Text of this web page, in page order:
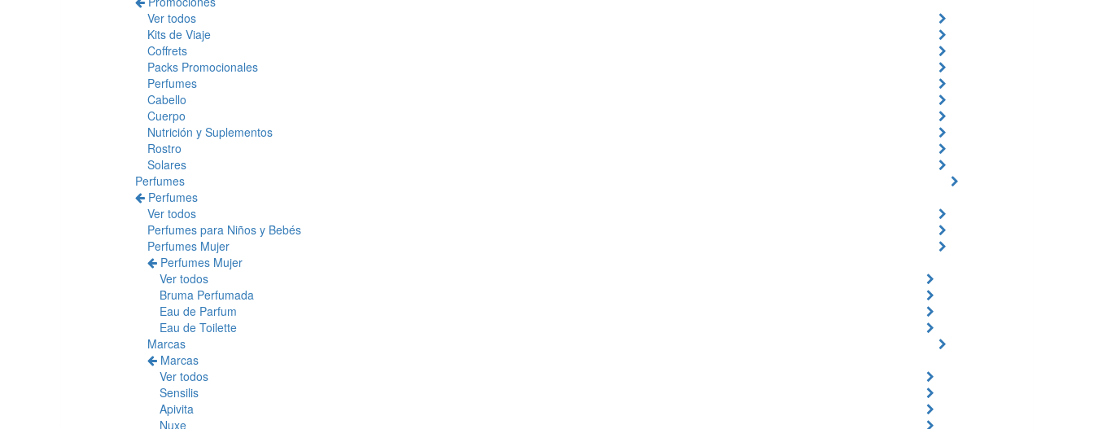
Ver todos
Kits de Viaje
Coffrets
Packs Promocionales
Perfumes
Cabello
Cuerpo
Nutrición y Suplementos
Rostro
Solares
Perfumes
Perfumes
Ver todos
Perfumes para Niños y Bebés
Perfumes Mujer
Perfumes Mujer
Ver todos
Bruma Perfumada
Eau de Parfum
Eau de Toilette
Marcas
Marcas
Ver todos
Sensilis
Apivita
Nuxe